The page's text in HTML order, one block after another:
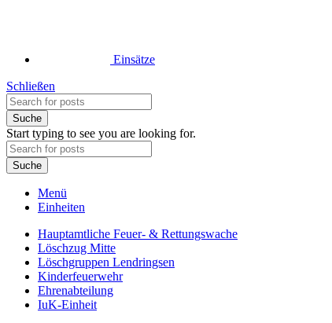
Einsätze
Schließen
Suche
Start typing to see you are looking for.
Suche
Menü
Einheiten
Hauptamtliche Feuer- & Rettungswache
Löschzug Mitte
Löschgruppen Lendringsen
Kinderfeuerwehr
Ehrenabteilung
IuK-Einheit